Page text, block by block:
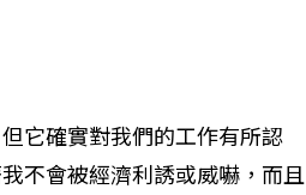
它確實對我們的工作有所認
不會被經濟利誘或威嚇，而且